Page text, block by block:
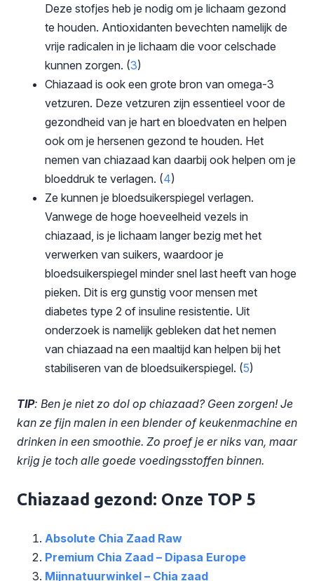
Deze stofjes heb je nodig om je lichaam gezond
te houden. Antioxidanten bevechten namelijk de
vrije radicalen in je lichaam die voor celschade
kunnen zorgen. (3)
Chiazaad is ook een grote bron van omega-3
vetzuren. Deze vetzuren zijn essentieel voor de
gezondheid van je hart en bloedvaten en helpen
ook om je hersenen gezond te houden. Het
nemen van chiazaad kan daarbij ook helpen om je
bloeddruk te verlagen. (4)
Ze kunnen je bloedsuikerspiegel verlagen.
Vanwege de hoge hoeveelheid vezels in
chiazaad, is je lichaam langer bezig met het
verwerken van suikers, waardoor je
bloedsuikerspiegel minder snel last heeft van hoge
pieken. Dit is erg gunstig voor mensen met
diabetes type 2 of insuline resistentie. Uit
onderzoek is namelijk gebleken dat het nemen
van chiazaad na een maaltijd kan helpen bij het
stabiliseren van de bloedsuikerspiegel. (5)
TIP: Ben je niet zo dol op chiazaad? Geen zorgen! Je
kan ze fijn malen in een blender of keukenmachine en
drinken in een smoothie. Zo proef je er niks van, maar
krijg je toch alle goede voedingsstoffen binnen.
Chiazaad gezond: Onze TOP 5
Absolute Chia Zaad Raw
Premium Chia Zaad – Dipasa Europe
Mijnnatuurwinkel – Chia zaad